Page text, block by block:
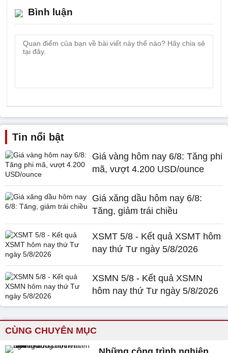
Bình luận
Tin nổi bật
Giá vàng hôm nay 6/8: Tăng phi
mã, vượt 4.200 USD/ounce
Giá xăng dầu hôm nay 6/8:
Tăng, giảm trái chiều
XSMT 5/8 - Kết quả XSMT hôm
nay thứ Tư ngày 5/8/2026
XSMN 5/8 - Kết quả XSMN
hôm nay thứ Tư ngày 5/8/2026
CÙNG CHUYÊN MỤC